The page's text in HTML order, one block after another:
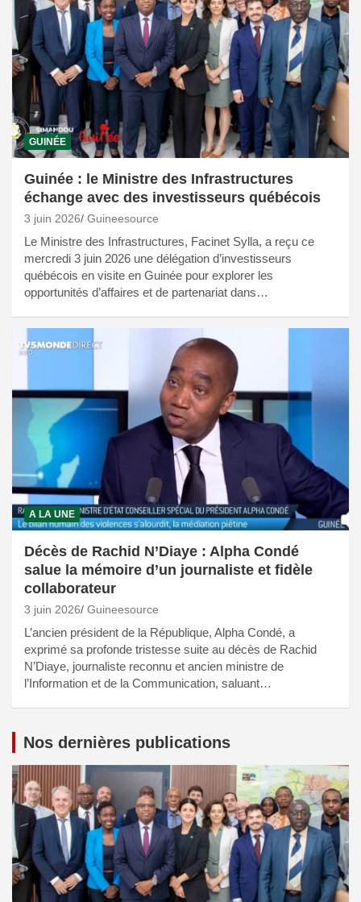
GUINÉE
Guinée : le Ministre des Infrastructures
échange avec des investisseurs québécois
3 juin 2026 Guineesource
Le Ministre des Infrastructures, Facinet Sylla, a reçu ce
mercredi 3 juin 2026 une délégation d’investisseurs
québécois en visite en Guinée pour explorer les
opportunités d’affaires et de partenariat dans…
A LA UNE
Décès de Rachid N’Diaye : Alpha Condé
salue la mémoire d’un journaliste et fidèle
collaborateur
3 juin 2026 Guineesource
L’ancien président de la République, Alpha Condé, a
exprimé sa profonde tristesse suite au décès de Rachid
N’Diaye, journaliste reconnu et ancien ministre de
l’Information et de la Communication, saluant…
Nos dernières publications